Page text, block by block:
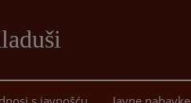
sadržaj